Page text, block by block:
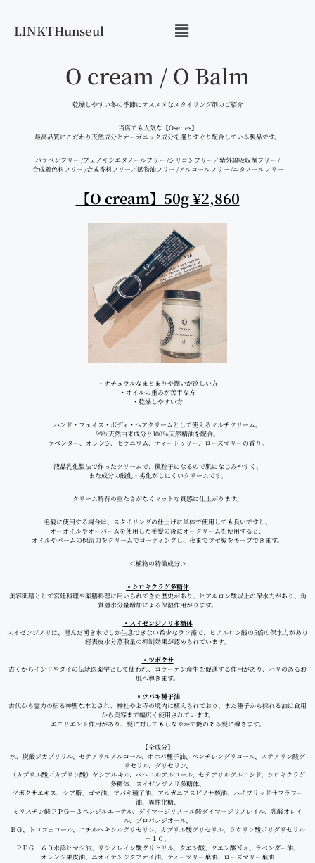
LINKTHunseul
O cream / O Balm
乾燥しやすい冬の季節にオススメなスタイリング剤のご紹介
当店でも人気な【Oseries】
最高品質にこだわり天然成分とオーガニック成分を選りすぐり配合している製品です。
パラベンフリー /フェノキシエタノールフリー /シリコンフリー／紫外線吸収剤フリー /
合成着色料フリー /合成香料フリー／鉱物油フリー /アルコールフリー /エタノールフリー
【O cream】50g ¥2,860
・ナチュラルなまとまりや潤いが欲しい方
・オイルの重みが苦手な方
・乾燥しやすい方
ハンド・フェイス・ボディ・ヘアクリームとして使えるマルチクリーム。
99%天然由来成分と100％天然精油を配合。
ラベンダー、オレンジ、ゼラニウム、ティートゥリー、ローズマリーの香り。
液晶乳化製法で作ったクリームで、微粒子になるので肌になじみやすく、
また成分の酸化・劣化がしにくいクリームです。
クリーム特有の重たさがなくマットな質感に仕上がります。
毛髪に使用する場合は、スタイリングの仕上げに単体で使用しても良いですし、
オーオイルやオーバームを使用した毛髪の後にオークリームを使用すると、
オイルやバームの保湿力をクリームでコーティングし、夜までツヤ髪をキープできます。
＜植物の特徴成分＞
▪シロキクラゲ多糖体
美容薬膳として宮廷料理や薬膳料理に用いられてきた歴史があり、ヒアルロン酸以上の保水力があり、角
質層水分量増加による保湿作用がります。
▪スイゼンジノリ多糖体
スイゼンジノリは、澄んだ湧き水でしか生息できない希少なラン藻で、ヒアルロン酸の5倍の保水力があり
経表皮水分蒸散量の抑制効果が認められています。
▪ツボクサ
古くからインドやタイの伝統医薬学として使われ、コラーゲン産生を促進する作用があり、ハリのあるお
肌へ導きます。
▪ツバキ種子油
古代から霊力の宿る神聖な木とされ、神社やお寺の境内に植えられており、また種子から採れる油は食用
から美容まで幅広く使用されています。
エモリエント作用があり、髪に対してもしなやかで艶のある髪に導きます。
【全成分】
水、炭酸ジカプリリル、セテアリルアルコール、ホホバ種子油、ペンチレングリコール、ステアリン酸グ
リセリル、グリセリン、
（カプリル酸／カプリン酸）ヤシアルキル、ベヘニルアルコール、セテアリルグルコシド、シロキクラゲ
多糖体、スイゼンジノリ多糖体、
ツボクサエキス、シア脂、ゴマ油、ツバキ種子油、アルガニアスピノサ核油、ハイブリッドサフラワー
油、異性化糖、
ミリスチン酸ＰＰＧ－３ベンジルエーテル、ダイマージリノール酸ダイマージリノレイル、乳酸オレイ
ル、プロパンジオール、
ＢＧ、トコフェロール、エチルヘキシルグリセリン、カプリル酸グリセリル、ラウリン酸ポリグリセリル
－１０、
ＰＥＧ－６０水添ヒマシ油、リシノレイン酸グリセリル、クエン酸、クエン酸Ｎａ、ラベンダー油、
オレンジ果皮油、ニオイテンジクアオイ油、ティーツリー葉油、ローズマリー葉油